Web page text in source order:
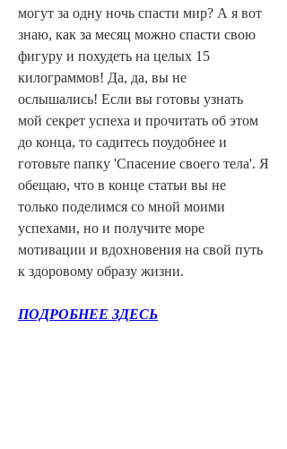
могут за одну ночь спасти мир? А я вот
знаю, как за месяц можно спасти свою
фигуру и похудеть на целых 15
килограммов! Да, да, вы не
ослышались! Если вы готовы узнать
мой секрет успеха и прочитать об этом
до конца, то садитесь поудобнее и
готовьте папку 'Спасение своего тела'. Я
обещаю, что в конце статьи вы не
только поделимся со мной моими
успехами, но и получите море
мотивации и вдохновения на свой путь
к здоровому образу жизни.
ПОДРОБНЕЕ ЗДЕСЬ